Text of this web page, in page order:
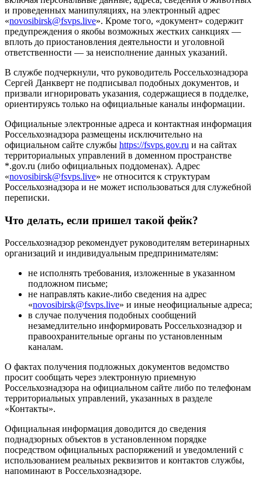
и проведенных манипуляциях, на электронный адрес
«novosibirsk@fsvps.live». ​Кроме того, «документ» содержит
предупреждения о якобы возможных жестких санкциях —
вплоть до приостановления деятельности и уголовной
ответственности — за неисполнение данных указаний.
В службе подчеркнули, что руководитель Россельхознадзора
Сергей Данкверт не подписывал подобных документов, и
призвали игнорировать указания, содержащиеся в подделке,
ориентируясь только на официальные каналы информации.
Официальные электронные адреса и контактная информация
Россельхознадзора размещены исключительно на
официальном сайте службы https://fsvps.gov.ru и на сайтах
территориальных управлений в доменном пространстве
*.gov.ru (либо официальных поддоменах). Адрес
«novosibirsk@fsvps.live» не относится к структурам
Россельхознадзора и не может использоваться для служебной
переписки.​​
Что делать, если пришел такой фейк?
Россельхознадзор рекомендует руководителям ветеринарных
организаций и индивидуальным предпринимателям:
не исполнять требования, изложенные в указанном
подложном письме;​
не направлять какие-либо сведения на адрес
«novosibirsk@fsvps.live» и иные неофициальные адреса;​
в случае получения подобных сообщений
незамедлительно информировать Россельхознадзор и
правоохранительные органы по установленным
каналам.​
О фактах получения подложных документов ведомство
просит сообщать через электронную приемную
Россельхознадзора на официальном сайте либо по телефонам
территориальных управлений, указанных в разделе
«Контакты».
Официальная информация доводится до сведения
поднадзорных объектов в установленном порядке
посредством официальных распоряжений и уведомлений с
использованием реальных реквизитов и контактов службы,
напоминают в Россельхознадзоре.​